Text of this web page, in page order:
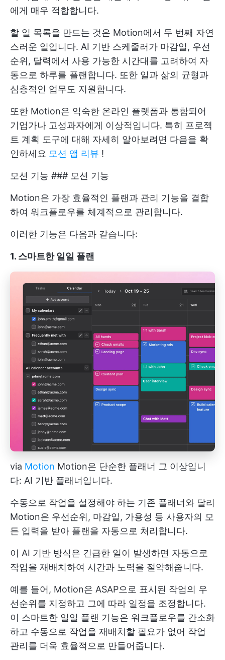
에게 매우 적합합니다.
할 일 목록을 만드는 것은 Motion에서 두 번째 자연
스러운 일입니다. AI 기반 스케줄러가 마감일, 우선
순위, 달력에서 사용 가능한 시간대를 고려하여 자
동으로 하루를 플랜합니다. 또한 일과 삶의 균형과
심층적인 업무도 지원합니다.
또한 Motion은 익숙한 온라인 플랫폼과 통합되어
기업가나 고성과자에게 이상적입니다. 특히 프로젝
트 계획 도구에 대해 자세히 알아보려면 다음을 확
인하세요 모션 앱 리뷰 !
모션 기능 ### 모션 기능
Motion은 가장 효율적인 플랜과 관리 기능을 결합
하여 워크플로우를 체계적으로 관리합니다.
이러한 기능은 다음과 같습니다:
1. 스마트한 일일 플랜
via Motion Motion은 단순한 플래너 그 이상입니
다: AI 기반 플래너입니다.
수동으로 작업을 설정해야 하는 기존 플래너와 달리
Motion은 우선순위, 마감일, 가용성 등 사용자의 모
든 입력을 받아 플랜을 자동으로 처리합니다.
이 AI 기반 방식은 긴급한 일이 발생하면 자동으로
작업을 재배치하여 시간과 노력을 절약해줍니다.
예를 들어, Motion은 ASAP으로 표시된 작업의 우
선순위를 지정하고 그에 따라 일정을 조정합니다.
이 스마트한 일일 플랜 기능은 워크플로우를 간소화
하고 수동으로 작업을 재배치할 필요가 없어 작업
관리를 더욱 효율적으로 만들어줍니다.